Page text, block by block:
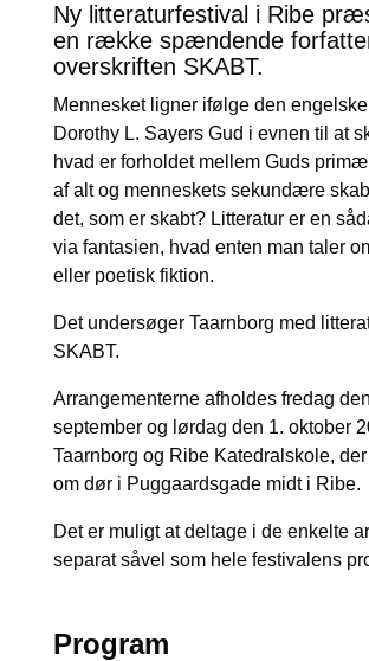
Ny litteraturfestival i Ribe
en række spændende
overskriften SKABT.
Mennesket ligner ifølge den
Dorothy L. Sayers Gud i evnen til at
hvad er forholdet mellem Guds
af alt og menneskets sekundære
det, som er skabt? Litteratur er en
via fantasien, hvad enten man taler
eller poetisk fiktion.
Det undersøger Taarnborg med
SKABT.
Arrangementerne afholdes fredag
september og lørdag den 1. oktober
Taarnborg og Ribe Katedralskole,
om dør i Puggaardsgade midt i Ribe.
Det er muligt at deltage i de enkelte
separat såvel som hele festivalens
Program